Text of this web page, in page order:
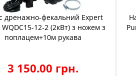
дренажно-фекальний Expert
12-2 (2кВт) з ножем з
поплацем+10м рукава
3 150.00 грн.